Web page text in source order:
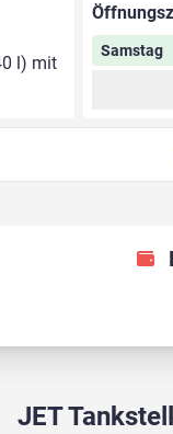
l) mit
Samstag
JET